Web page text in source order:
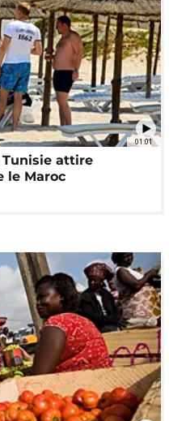
01:01
Tunisie attire
le Maroc